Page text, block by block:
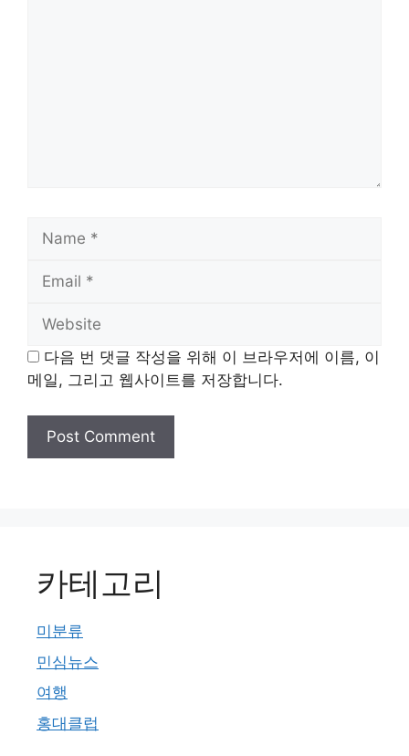
Name
Email
Website
다음 번 댓글 작성을 위해 이 브라우저에 이름, 이
메일, 그리고 웹사이트를 저장합니다.
카테고리
미분류
민심뉴스
여행
홍대클럽